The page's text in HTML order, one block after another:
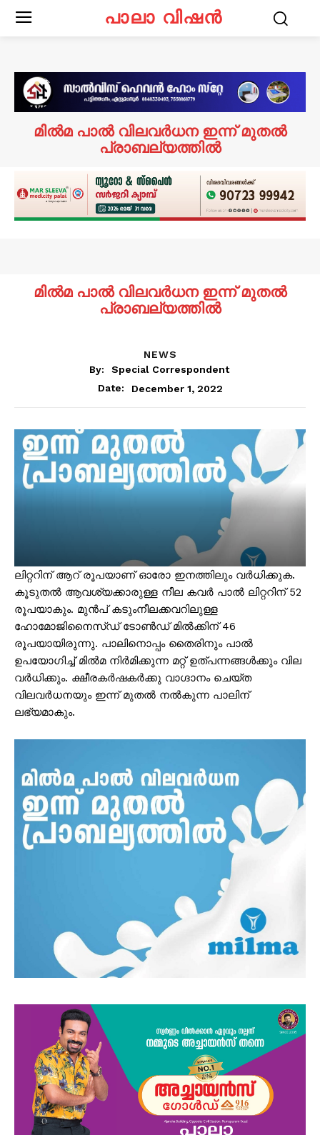
പാലാ വിഷൻ
മിൽമ പാൽ വിലവർധന ഇന്ന് മുതൽ
പ്രാബല്യത്തി‍ൽ
മിൽമ പാൽ വിലവർധന ഇന്ന് മുതൽ
പ്രാബല്യത്തി‍ൽ
NEWS
By:
Special Correspondent
Date:
December 1, 2022
ലിറ്ററിന് ആറ് രൂപയാണ് ഓരോ ഇനത്തിലും വർധിക്കുക.
കൂടുതൽ ആവശ്യക്കാരുള്ള നീല കവർ പാൽ ലിറ്ററിന് 52
രൂപയാകും. മുൻപ് കടുംനീലക്കവറിലുള്ള
ഹോമോജിനൈസ്ഡ് ടോൺഡ് മിൽക്കിന് 46
രൂപയായിരുന്നു. പാലിനൊപ്പം തൈരിനും പാൽ
ഉപയോഗിച്ച് മിൽമ നിർമിക്കുന്ന മറ്റ് ഉത്പന്നങ്ങൾക്കും വില
വർധിക്കും. ക്ഷീരകർഷകർക്കു വാഗ്ദാനം ചെയ്ത
വിലവർധനയും ഇന്ന് മുതൽ നൽകുന്ന പാലിന്
ലഭ്യമാകും.